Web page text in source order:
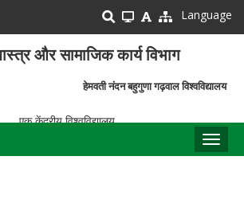
Language
और सामाजिक कार्य विभाग
नंदन बहुगुणा गढ़वाल विश्वविद्यालय
विश्वविद्यालय